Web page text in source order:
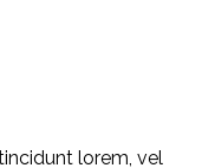
lorem, vel